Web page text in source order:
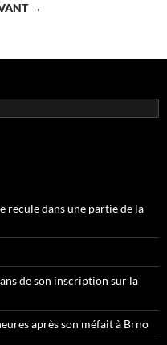
→
recule dans une partie de la
de son inscription sur la
après son méfait à Brno